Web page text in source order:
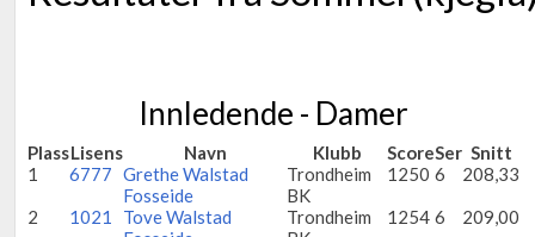
Innledende - Damer
PlassLisens Navn Klubb ScoreSer Snitt
1
6777 Grethe Walstad
Fosseide
Trondheim
BK
1250 6
208,33
2
1021
Tove Walstad
Trondheim
1254 6
209,00